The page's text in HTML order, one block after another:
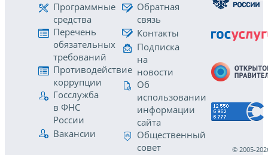
Программные
средства
Перечень
обязательных
требований
Противодействие
коррупции
Госслужба
в ФНС
России
Вакансии
Обратная
связь
Контакты
Подписка
на
новости
Об
использовании
информации
сайта
Общественный
совет
© 2005-